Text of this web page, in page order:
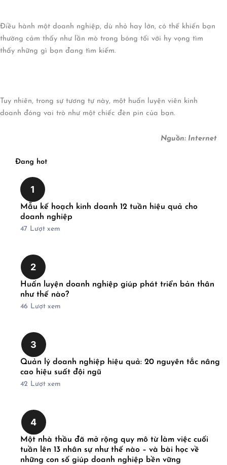
Đang hot
1
Mẫu kế hoạch kinh doanh 12 tuần hiệu quả cho
doanh nghiệp
47 Lượt xem
2
Huấn luyện doanh nghiệp giúp phát triển bản thân
như thế nào?
46 Lượt xem
3
Quản lý doanh nghiệp hiệu quả: 20 nguyên tắc nâng
cao hiệu suất đội ngũ
42 Lượt xem
4
Một nhà thầu đã mở rộng quy mô từ làm việc cuối
tuần lên 13 nhân sự như thế nào – và bài học về
những con số giúp doanh nghiệp bền vững
Điều hành một doanh nghiệp, dù nhỏ hay lớn, có thể khiến bạn
thường cảm thấy như lần mò trong bóng tối với hy vọng tìm
thấy những gì bạn đang tìm kiếm.
Tuy nhiên, trong sự tương tự này, một huấn luyện viên kinh
doanh đóng vai trò như một chiếc đèn pin của bạn.
Nguồn: Internet